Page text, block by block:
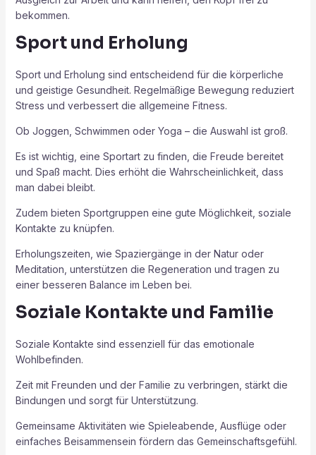
bekommen.
Sport und Erholung
Sport und Erholung sind entscheidend für die körperliche
und geistige Gesundheit. Regelmäßige Bewegung reduziert
Stress und verbessert die allgemeine Fitness.
Ob Joggen, Schwimmen oder Yoga – die Auswahl ist groß.
Es ist wichtig, eine Sportart zu finden, die Freude bereitet
und Spaß macht. Dies erhöht die Wahrscheinlichkeit, dass
man dabei bleibt.
Zudem bieten Sportgruppen eine gute Möglichkeit, soziale
Kontakte zu knüpfen.
Erholungszeiten, wie Spaziergänge in der Natur oder
Meditation, unterstützen die Regeneration und tragen zu
einer besseren Balance im Leben bei.
Soziale Kontakte und Familie
Soziale Kontakte sind essenziell für das emotionale
Wohlbefinden.
Zeit mit Freunden und der Familie zu verbringen, stärkt die
Bindungen und sorgt für Unterstützung.
Gemeinsame Aktivitäten wie Spieleabende, Ausflüge oder
einfaches Beisammensein fördern das Gemeinschaftsgefühl.